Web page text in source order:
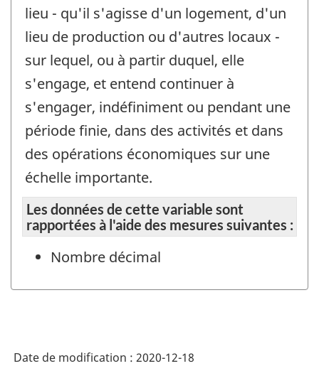
lieu - qu'il s'agisse d'un logement, d'un
lieu de production ou d'autres locaux -
sur lequel, ou à partir duquel, elle
s'engage, et entend continuer à
s'engager, indéfiniment ou pendant une
période finie, dans des activités et dans
des opérations économiques sur une
échelle importante.
Les données de cette variable sont
rapportées à l'aide des mesures suivantes :
Nombre décimal
Date de modification : 2020-12-18